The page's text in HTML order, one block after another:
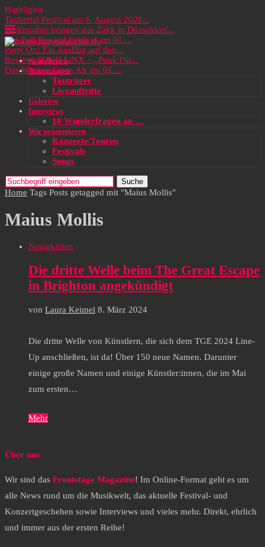
Highlights
Taubertal Festival am 6. August 2026...
Wolfmother bringen das Zakk in Düsseldorf...
Das Full Rewind Festival am 01....
Party On! Ein Ausflug auf den...
Review: SOKO LiNX – „Punk Für...
Das Wacken Open Air am 01....
Neuigkeiten
Rezensionen
Tonträger
Liveauftritte
Galerien
Interviews
10 Wunderfragen an …
Wir präsentieren
Konzerte/Touren
Festivals
Songs
Suche
Home Tags Posts getagged mit "Maius Mollis"
Maius Mollis
Neuigkeiten
Die dritte Welle beim The Great Escape
in Brighton angekündigt
von Laura Keimel 8. März 2024
Die dritte Welle von Künstlern, die sich dem TGE 2024 Line-
Up anschließen, ist da! Über 150 neue Namen. Darunter
einige große Namen und einige Künstler:innen, die im Mai
zum ersten…
Mehr
Über uns
Wir sind das Frontstage Magazine! Im Online-Format geht es um
alle News rund um die Musikwelt, das aktuelle Festival- und
Konzertgeschehen sowie Interviews und vieles mehr. Direkt, ehrlich
und immer aus der ersten Reihe!